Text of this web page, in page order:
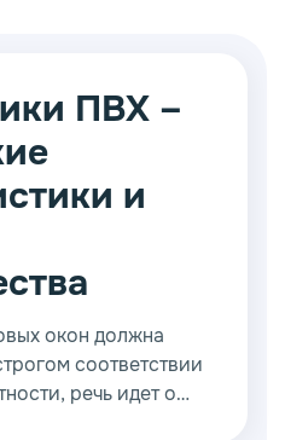
ПВХ –
и
окон должна
соответствии
речь идет о